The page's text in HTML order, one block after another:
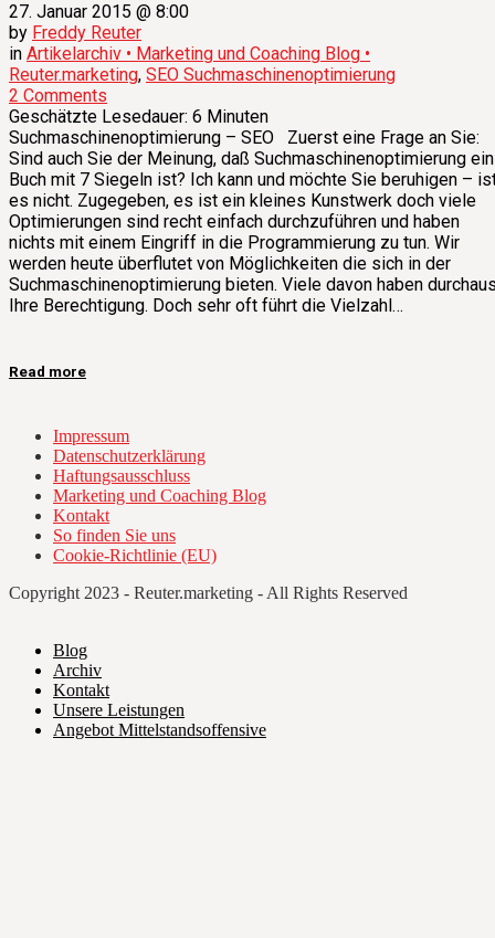
27. Januar 2015 @ 8:00
by Freddy Reuter
in Artikelarchiv • Marketing und Coaching Blog •
Reuter.marketing, SEO Suchmaschinenoptimierung
2 Comments
Geschätzte Lesedauer: 6 Minuten
Suchmaschinenoptimierung – SEO Zuerst eine Frage an Sie:
Sind auch Sie der Meinung, daß Suchmaschinenoptimierung ein
Buch mit 7 Siegeln ist? Ich kann und möchte Sie beruhigen –
es nicht. Zugegeben, es ist ein kleines Kunstwerk doch viele
Optimierungen sind recht einfach durchzuführen und haben
nichts mit einem Eingriff in die Programmierung zu tun. Wir
werden heute überflutet von Möglichkeiten die sich in der
Suchmaschinenoptimierung bieten. Viele davon haben
Ihre Berechtigung. Doch sehr oft führt die Vielzahl…
Read more
Impressum
Datenschutzerklärung
Haftungsausschluss
Marketing und Coaching Blog
Kontakt
So finden Sie uns
Cookie-Richtlinie (EU)
Copyright 2023 - Reuter.marketing - All Rights Reserved
Blog
Archiv
Kontakt
Unsere Leistungen
Angebot Mittelstandsoffensive